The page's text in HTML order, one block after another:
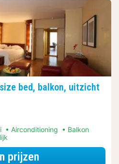
bed, balkon, uitzicht
Airconditioning
Balkon
prijzenvoor Junior